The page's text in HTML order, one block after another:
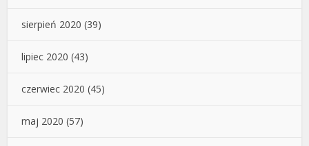
sierpień 2020 (39)
lipiec 2020 (43)
czerwiec 2020 (45)
maj 2020 (57)